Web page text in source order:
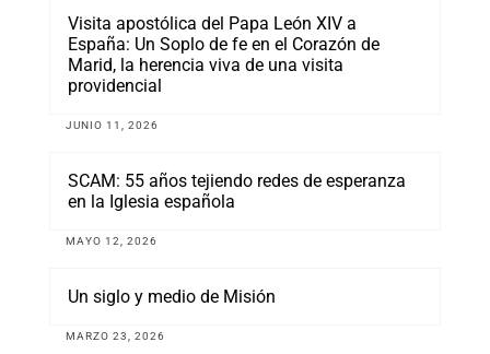
Visita apostólica del Papa León XIV a
España: Un Soplo de fe en el Corazón de
Marid, la herencia viva de una visita
providencial
JUNIO 11, 2026
SCAM: 55 años tejiendo redes de esperanza
en la Iglesia española
MAYO 12, 2026
Un siglo y medio de Misión
MARZO 23, 2026